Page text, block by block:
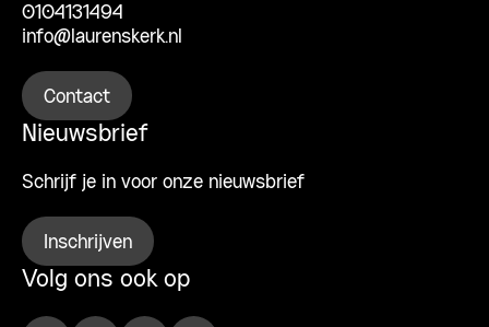
0104131494
info@laurenskerk.nl
Contact
Nieuwsbrief
Schrijf je in voor onze nieuwsbrief
Inschrijven
Volg ons ook op